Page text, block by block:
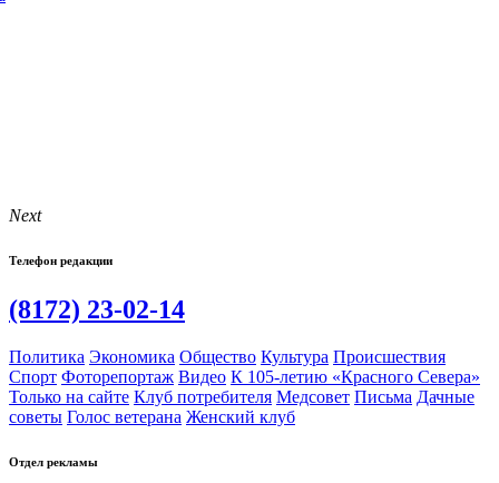
Next
Телефон редакции
(8172) 23-02-14
Политика Экономика Общество Культура Происшествия
Спорт Фоторепортаж Видео К 105-летию «Красного Севера»
Только на сайте Клуб потребителя Медсовет Письма Дачные
советы Голос ветерана Женский клуб
Отдел рекламы